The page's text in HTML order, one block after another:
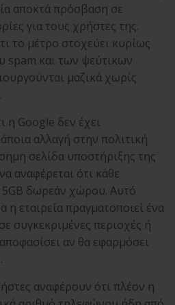
αποκτά πρόσβαση σε
για τους χρήστες της.
το μέτρο στοχεύει κυρίως
spam και των ψεύτικων
μαζικά χωρίς
η Google δεν έχει
αλλαγή στην πολιτική
σελίδα υποστήριξης της
αναφέρεται ότι κάθε
δωρεάν χώρου. Αυτό
η εταιρεία πραγματοποιεί ένα
συγκεκριμένες περιοχές ή
αν θα εφαρμόσει
αναφέρουν ότι πλέον η